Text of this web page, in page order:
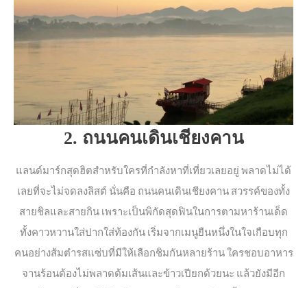
2. ถนนคนเดินเชียงคาน
แลนด์มาร์กสุดฮิตสำหรับใครที่กำลังหาที่เที่ยวเลยอยู่ พลาดไม่ได้
เลยที่จะไม่จดลงลิสต์ นั่นคือ ถนนคนเดินเชียงคาน สวรรค์ของทั้ง
สายชิลและสายกิน เพราะเป็นพิกัดสุดฟินในการตามหาร้านเด็ด
ทั้งคาวหวานใส่ปากใส่ท้องกัน เริ่มจากเมนูยืนหนึ่งในใจเกือบทุก
คนอย่างส้มตำรสแซ่บที่มีให้เลือกชิมกันหลายร้าน ใครชอบอาหาร
จานร้อนต้องไม่พลาดต้มเส้นและข้าวเปียกด้วยนะ แล้วยังมีอีก